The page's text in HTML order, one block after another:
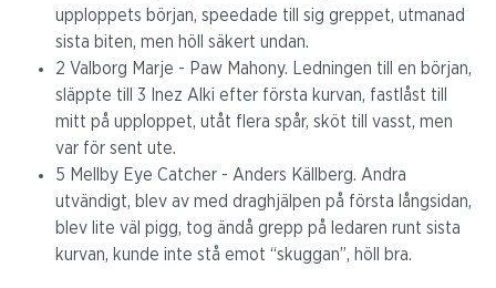
upploppets början, speedade till sig greppet, utmanad
sista biten, men höll säkert undan.
2 Valborg Marje - Paw Mahony. Ledningen till en början,
släppte till 3 Inez Alki efter första kurvan, fastlåst till
mitt på upploppet, utåt flera spår, sköt till vasst, men
var för sent ute.
5 Mellby Eye Catcher - Anders Källberg. Andra
utvändigt, blev av med draghjälpen på första långsidan,
blev lite väl pigg, tog ändå grepp på ledaren runt sista
kurvan, kunde inte stå emot “skuggan”, höll bra.